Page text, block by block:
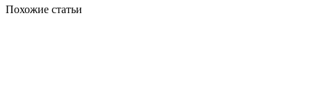
Похожие статьи